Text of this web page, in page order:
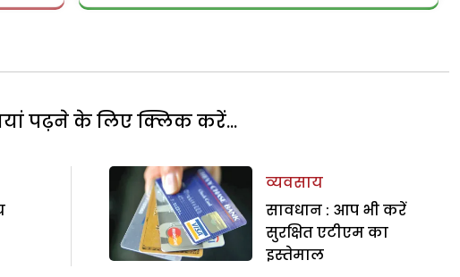
पढ़ने के लिए क्लिक करें...
व्यवसाय
सावधान : आप भी करें
सुरक्षित एटीएम का
इस्तेमाल